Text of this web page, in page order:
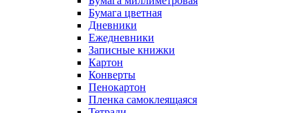
Бумага цветная
Дневники
Ежедневники
Записные книжки
Картон
Конверты
Пенокартон
Пленка самоклеящаяся